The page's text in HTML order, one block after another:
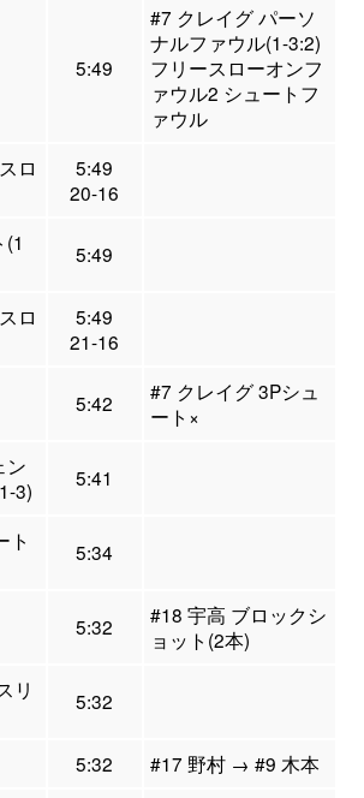
5:49
#7 クレイグ パーソ
ナルファウル(1-3:2)
フリースローオンフ
ァウル2 シュートフ
ァウル
ロ
5:49
20-16
5:49
ロ
5:49
21-16
5:42
#7 クレイグ 3Pシュ
ート×
ン
3)
5:41
ト
5:34
5:32
#18 宇高 ブロックシ
ョット(2本)
リ
5:32
5:32
#17 野村 → #9 木本